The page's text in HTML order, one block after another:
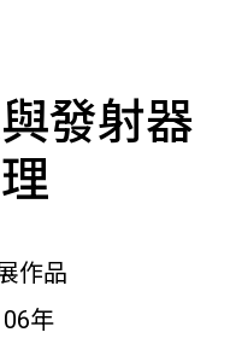
發射器
作品
年